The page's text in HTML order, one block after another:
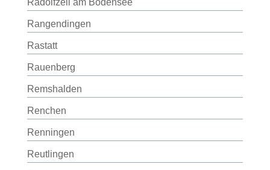
Radolfzell am Bodensee
Rangendingen
Rastatt
Rauenberg
Remshalden
Renchen
Renningen
Reutlingen